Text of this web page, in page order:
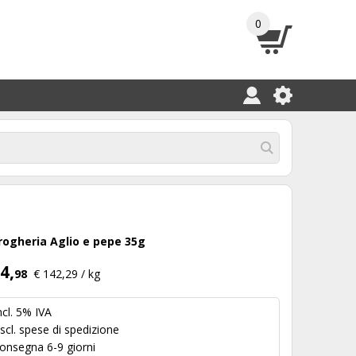
0
Aglio e pepe 35g
4,98 € 142,29 / kg
5% IVA
spese di spedizione
6-9 giorni